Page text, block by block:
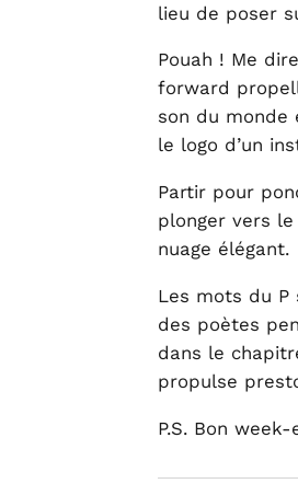
lieu de poser
Pouah ! Me
forward
son du monde
le logo d’un
Partir pour
plonger vers
nuage élégant.
Les mots du P
des poètes
dans le
propulse
P.S. Bon